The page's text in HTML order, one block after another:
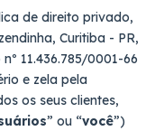
de direito privado,
Curitiba - PR,
11.436.785/0001-66
e zela pela
os seus clientes,
” ou “você”)